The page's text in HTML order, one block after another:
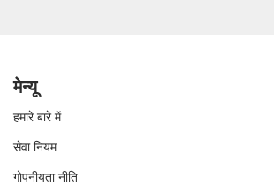
मेन्यू
हमारे बारे में
सेवा नियम
गोपनीयता नीति